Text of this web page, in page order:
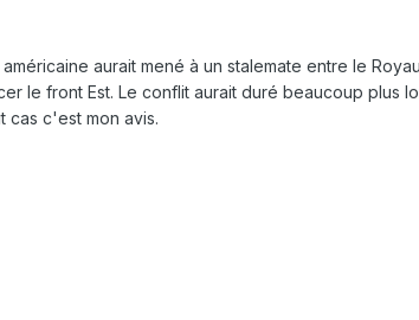
aurait mené à un stalemate entre le
le front Est. Le conflit aurait duré beaucoup plus
cas c'est mon avis.